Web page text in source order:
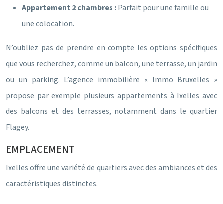
Appartement 2 chambres :Parfait pour une famille ou
une colocation.
N’oubliez pas de prendre en compte les options spécifiques
que vous recherchez, comme un balcon, une terrasse, un jardin
ou un parking. L’agence immobilière « Immo Bruxelles »
propose par exemple plusieurs appartements à Ixelles avec
des balcons et des terrasses, notamment dans le quartier
Flagey.
EMPLACEMENT
Ixelles offre une variété de quartiers avec des ambiances et des
caractéristiques distinctes.